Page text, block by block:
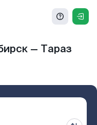
— Тараз